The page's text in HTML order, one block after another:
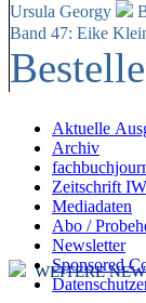
Ursula Georgy
Band 47: Eike
Aktuelle
Archiv
Zeitschrift
Mediadaten
Abo /
Newsletter
Sponsored
WEITERE